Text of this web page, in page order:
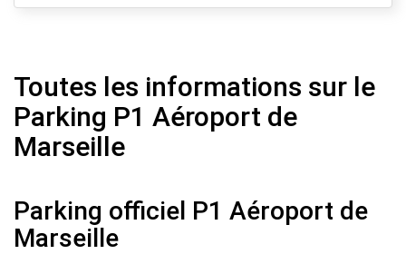
Toutes les informations sur le
Parking P1 Aéroport de
Marseille
Parking officiel P1 Aéroport de
Marseille